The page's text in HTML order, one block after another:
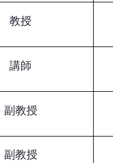
教授
講師
副教授
副教授